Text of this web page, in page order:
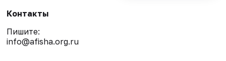
Контакты
Пишите:
info@afisha.org.ru